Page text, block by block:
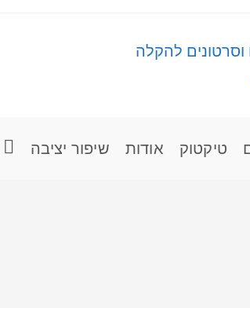
טיקטוק אודות שיפור יציבה